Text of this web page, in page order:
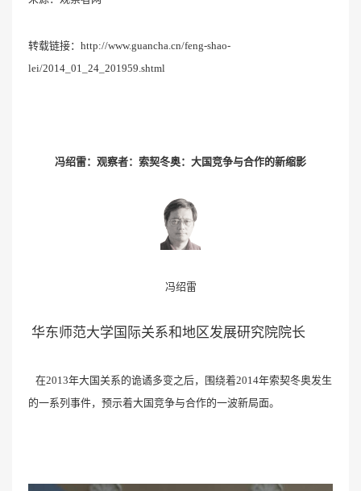
转载链接： http://www.guancha.cn/feng-shao-
lei/2014_01_24_201959.shtml
冯绍雷：观察者：索契冬奥：大国竞争与合作的新缩影
冯绍雷
华东师范大学国际关系和地区发展研究院院长
在2013年大国关系的诡谲多变之后，围绕着2014年索契冬奥发生
的一系列事件，预示着大国竞争与合作的一波新局面。